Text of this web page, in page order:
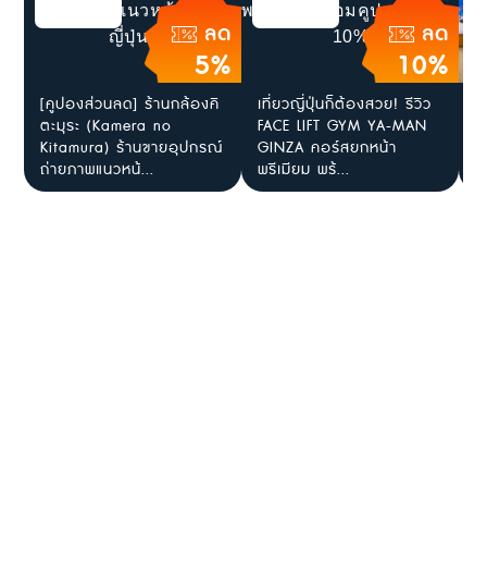
ลด
5%
[คูปองส่วนลด] ร้านกล้องคิ
ตะมุระ (Kamera no
Kitamura) ร้านขายอุปกรณ์
ถ่ายภาพแนวหน้...
ลด
10%
เที่ยวญี่ปุ่นก็ต้องสวย! รีวิว
FACE LIFT GYM YA-MAN
GINZA คอร์สยกหน้า
พรีเมียม พร้...